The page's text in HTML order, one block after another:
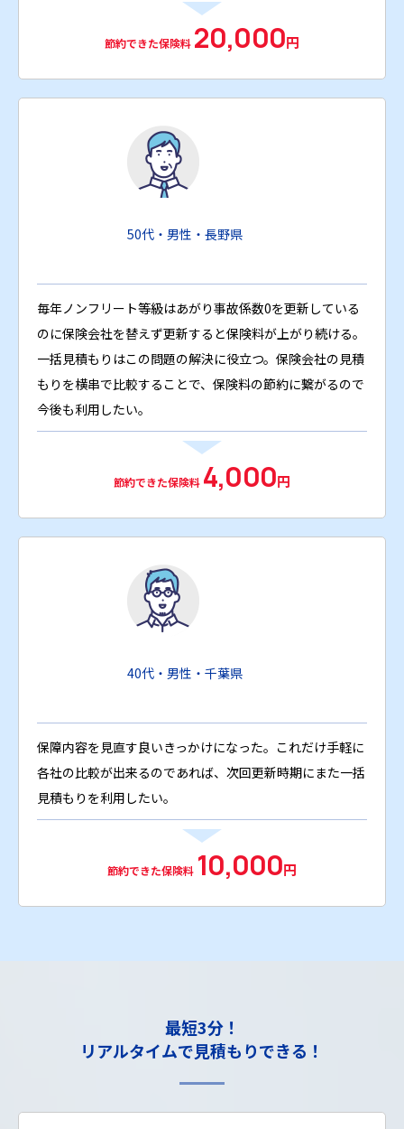
節約できた保険料 20,000円
50代・男性・長野県
毎年ノンフリート等級はあがり事故係数0を更新している
のに保険会社を替えず更新すると保険料が上がり続ける。
一括見積もりはこの問題の解決に役立つ。保険会社の見積
もりを横串で比較することで、保険料の節約に繋がるので
今後も利用したい。
節約できた保険料 4,000円
40代・男性・千葉県
保障内容を見直す良いきっかけになった。これだけ手軽に
各社の比較が出来るのであれば、次回更新時期にまた一括
見積もりを利用したい。
節約できた保険料 10,000円
最短3分！
リアルタイムで見積もりできる！